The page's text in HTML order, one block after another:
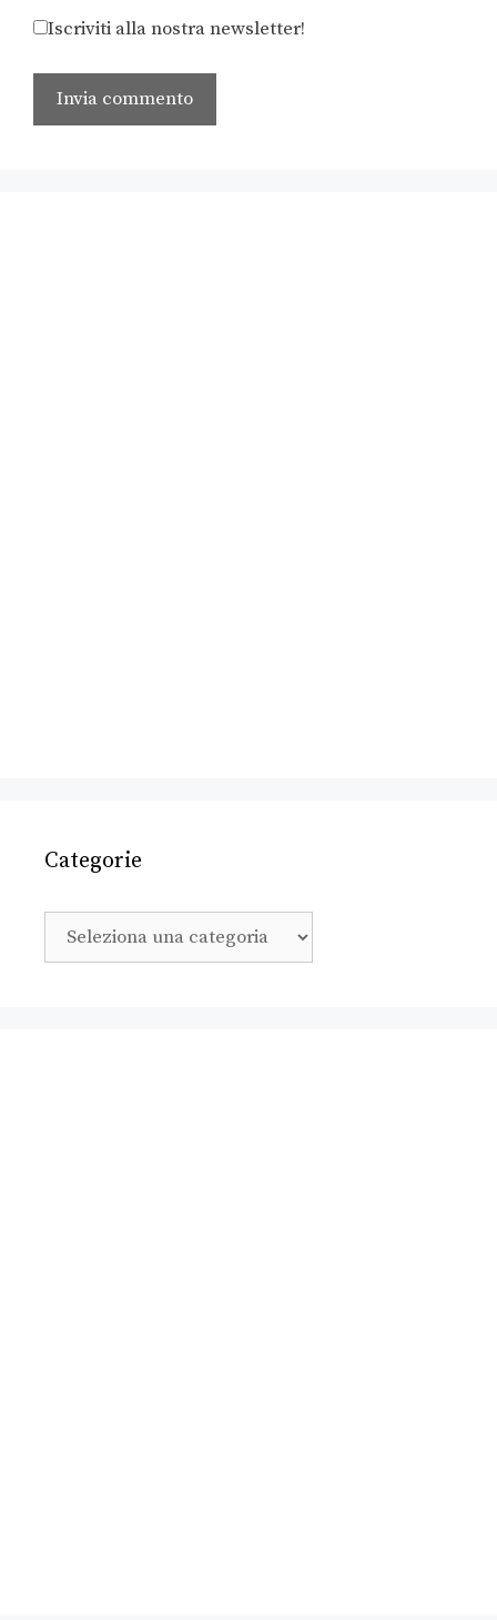
Iscriviti alla nostra newsletter!
Categorie